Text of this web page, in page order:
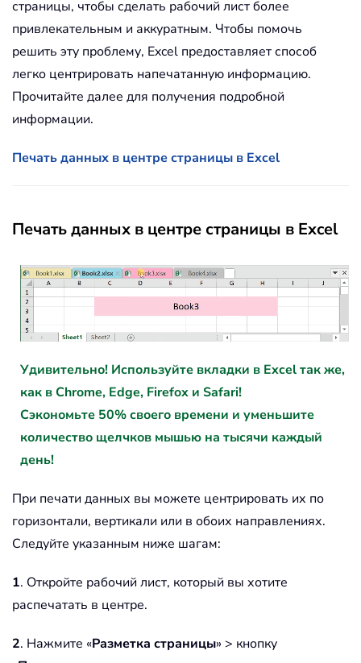
страницы, чтобы сделать рабочий лист более
привлекательным и аккуратным. Чтобы помочь
решить эту проблему, Excel предоставляет способ
легко центрировать напечатанную информацию.
Прочитайте далее для получения подробной
информации.
Печать данных в центре страницы в Excel
Печать данных в центре страницы в Excel
Удивительно! Используйте вкладки в Excel так же,
как в Chrome, Edge, Firefox и Safari!
Сэкономьте 50% своего времени и уменьшите
количество щелчков мышью на тысячи каждый
день!
При печати данных вы можете центрировать их по
горизонтали, вертикали или в обоих направлениях.
Следуйте указанным ниже шагам:
1. Откройте рабочий лист, который вы хотите
распечатать в центре.
2. Нажмите «Разметка страницы» > кнопку